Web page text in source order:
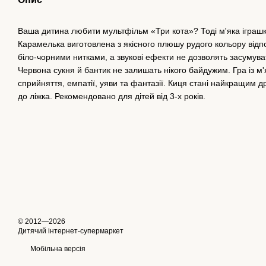
Ваша дитина любити мультфільм «Три кота»? Тоді м'яка
Карамелька виготовлена з якісного плюшу рудого кольору
біло-чорними нитками, а звукові ефекти не дозволять
Червона сукня й бантик не залишать нікого байдужим. Гра із
сприйняття, емпатії, уяви та фантазії. Киця стані найкращим
до ліжка. Рекомендовано для дітей від 3-х років.
© 2012—2026
Дитячий інтернет-супермаркет
Мобільна версія